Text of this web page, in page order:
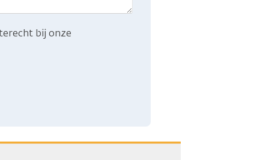
bij onze